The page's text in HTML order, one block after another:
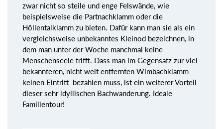
zwar nicht so steile und enge Felswände, wie
beispielsweise die Partnachklamm oder die
Höllentalklamm zu bieten. Dafür kann man sie als ein
vergleichsweise unbekanntes Kleinod bezeichnen, in
dem man unter der Woche manchmal keine
Menschenseele trifft. Dass man im Gegensatz zur viel
bekannteren, nicht weit entfernten Wimbachklamm
keinen Eintritt bezahlen muss, ist ein weiterer Vorteil
dieser sehr idyllischen Bachwanderung. Ideale
Familientour!